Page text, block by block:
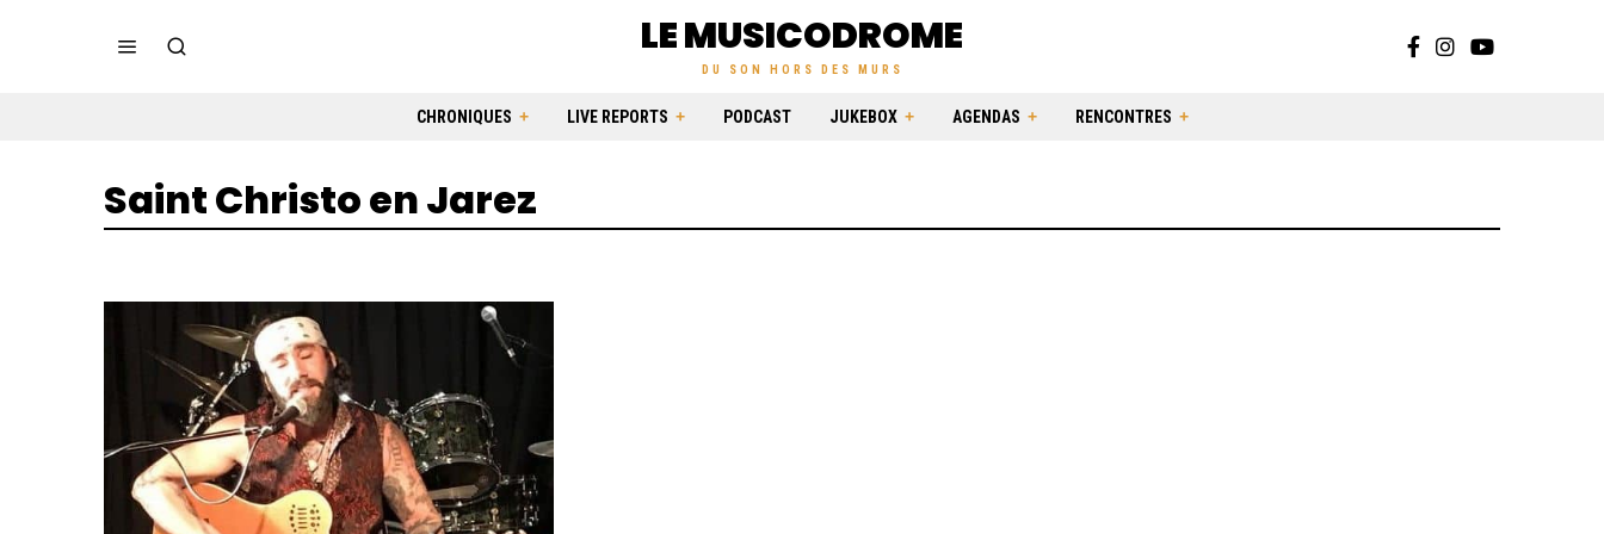
LE MUSICODROME
DU SON HORS DES MURS
CHRONIQUES LIVE REPORTS PODCAST JUKEBOX AGENDAS RENCONTRES
Saint Christo en Jarez